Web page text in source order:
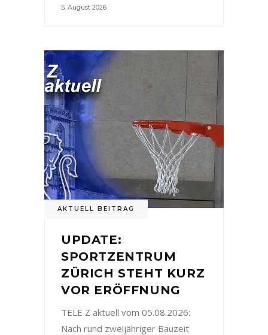
5. August 2026
AKTUELL BEITRAG
UPDATE:
SPORTZENTRUM
ZÜRICH STEHT KURZ
VOR ERÖFFNUNG
TELE Z aktuell vom 05.08.2026:
Nach rund zweijähriger Bauzeit